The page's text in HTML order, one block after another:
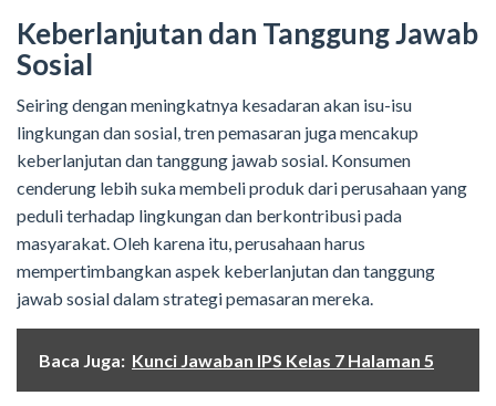
Keberlanjutan dan Tanggung Jawab
Sosial
Seiring dengan meningkatnya kesadaran akan isu-isu
lingkungan dan sosial, tren pemasaran juga mencakup
keberlanjutan dan tanggung jawab sosial. Konsumen
cenderung lebih suka membeli produk dari perusahaan yang
peduli terhadap lingkungan dan berkontribusi pada
masyarakat. Oleh karena itu, perusahaan harus
mempertimbangkan aspek keberlanjutan dan tanggung
jawab sosial dalam strategi pemasaran mereka.
Baca Juga: Kunci Jawaban IPS Kelas 7 Halaman 5